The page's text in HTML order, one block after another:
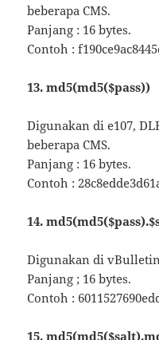
beberapa CMS.
Panjang : 16 bytes.
Contoh :
13. md5(md5($pass))
Digunakan di e107,
beberapa CMS.
Panjang : 16 bytes.
Contoh :
14.
Digunakan di
Panjang ; 16 bytes.
Contoh :
15.